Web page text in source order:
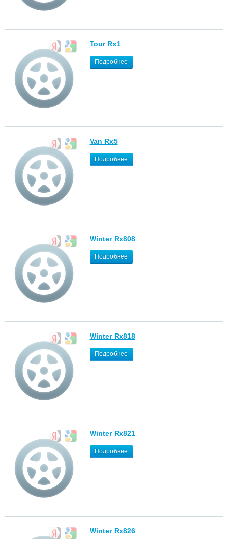
Tour Rx1
Подробнее
Van Rx5
Подробнее
Winter Rx808
Подробнее
Winter Rx818
Подробнее
Winter Rx821
Подробнее
Winter Rx826